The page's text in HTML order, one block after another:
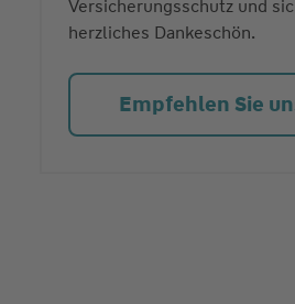
Versicherungsschutz und
herzliches Dankeschön.
Empfehlen Sie